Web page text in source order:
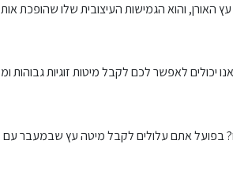
האורן, והוא הגמישות העיצובית שלו שהופכת
יכולים לאפשר לכם לקבל מיטות זוגיות
בפועל אתם עלולים לקבל מיטה עץ שבמעבר עם